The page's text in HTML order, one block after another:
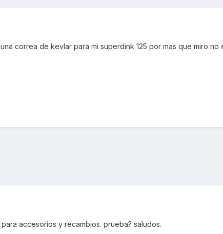
correa de kevlar para mi superdink 125 por mas que miro no
accesorios y recambios. prueba? saludos.